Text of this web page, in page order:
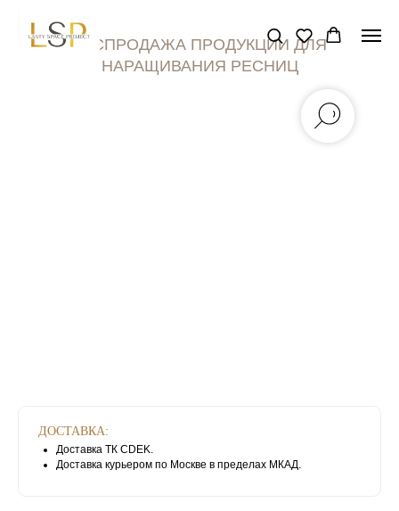
РАСПРОДАЖА ПРОДУКЦИИ ДЛЯ
НАРАЩИВАНИЯ РЕСНИЦ
ДОСТАВКА:
Доставка ТК CDEK.
Доставка курьером по Москве в пределах МКАД.